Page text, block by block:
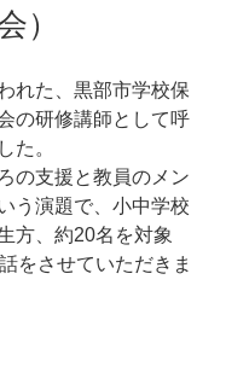
）
れた、黒部市学校保
の研修講師として呼
た。
の支援と教員のメン
う演題で、小中学校
方、約20名を対象
をさせていただきま